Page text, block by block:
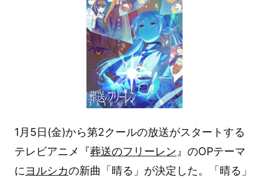
1月5日(金)から第2クールの放送がスタートする
テレビアニメ『葬送のフリーレン 』のOPテーマ
にヨルシカの新曲「晴る」が決定した。「晴る」